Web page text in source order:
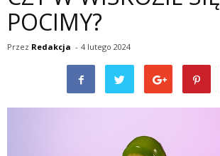
POCIMY?
Przez Redakcja - 4 lutego 2024